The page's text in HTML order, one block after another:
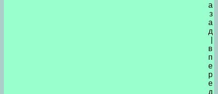
а
з
а
д
в
п
е
р
е
д